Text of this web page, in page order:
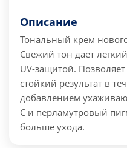
Описание
Тональный крем
Свежий тон дает
UV-защитой.
стойкий результат в
добавлением
C и перламутровый
больше ухода.